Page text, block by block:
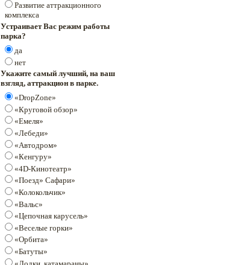
Развитие аттракционного
комплекса
Устраивает Вас режим работы
парка?
да
нет
Укажите самый лучший, на ваш
взгляд, аттракцион в парке.
«DropZone»
«Круговой обзор»
«Емеля»
«Лебеди»
«Автодром»
«Кенгуру»
«4D-Кинотеатр»
«Поезд» Сафари»
«Колокольчик»
«Вальс»
«Цепочная карусель»
«Веселые горки»
«Орбита»
«Батуты»